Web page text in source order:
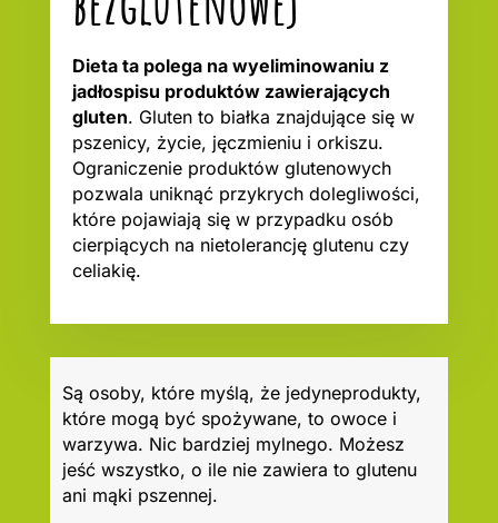
Dieta ta polega na wyeliminowaniu z
jadłospisu produktów zawierających
gluten. Gluten to białka znajdujące się w
pszenicy, życie, jęczmieniu i orkiszu.
Ograniczenie produktów glutenowych
pozwala uniknąć przykrych dolegliwości,
które pojawiają się w przypadku osób
cierpiących na nietolerancję glutenu czy
celiakię.
Są osoby, które myślą, że jedyneprodukty,
które mogą być spożywane, to owoce i
warzywa. Nic bardziej mylnego. Możesz
jeść wszystko, o ile nie zawiera to glutenu
ani mąki pszennej.